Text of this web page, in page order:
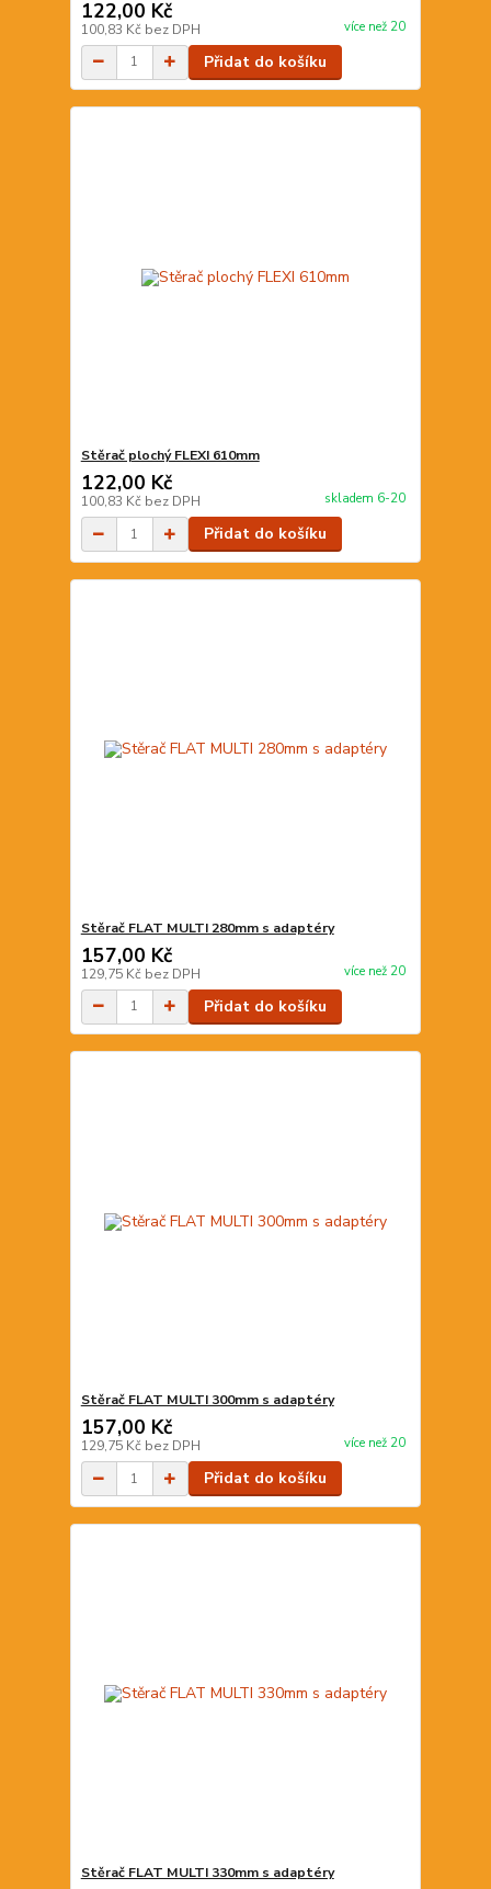
122,00 Kč
100,83 Kč bez DPH více než 20
Přidat do košíku
Stěrač plochý FLEXI 610mm
122,00 Kč
100,83 Kč bez DPH skladem 6-20
Přidat do košíku
Stěrač FLAT MULTI 280mm s adaptéry
157,00 Kč
129,75 Kč bez DPH více než 20
Přidat do košíku
Stěrač FLAT MULTI 300mm s adaptéry
157,00 Kč
129,75 Kč bez DPH více než 20
Přidat do košíku
Stěrač FLAT MULTI 330mm s adaptéry